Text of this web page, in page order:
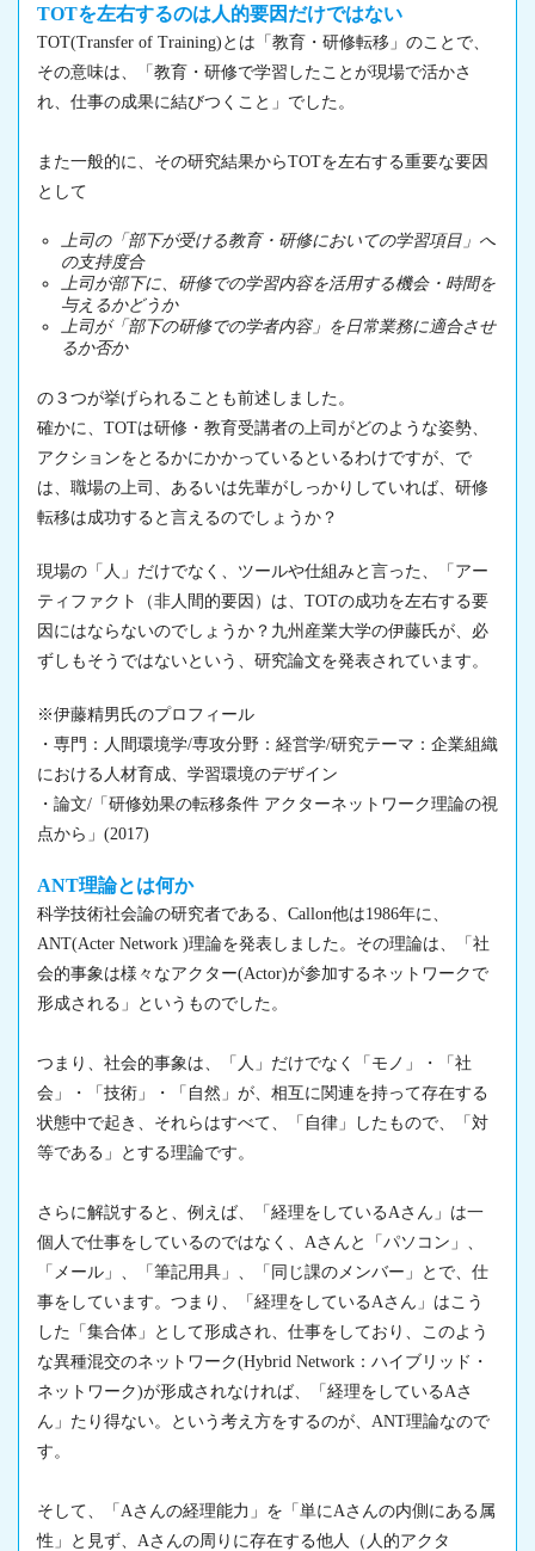
TOTを左右するのは人的要因だけではない
TOT(Transfer of Training)とは「教育・研修転移」のことで、
その意味は、「教育・研修で学習したことが現場で活かさ
れ、仕事の成果に結びつくこと」でした。
また一般的に、その研究結果からTOTを左右する重要な要因
として
上司の「部下が受ける教育・研修においての学習項目」へ
の支持度合
上司が部下に、研修での学習内容を活用する機会・時間を
与えるかどうか
上司が「部下の研修での学者内容」を日常業務に適合させ
るか否か
の３つが挙げられることも前述しました。
確かに、TOTは研修・教育受講者の上司がどのような姿勢、
アクションをとるかにかかっているといるわけですが、で
は、職場の上司、あるいは先輩がしっかりしていれば、研修
転移は成功すると言えるのでしょうか？
現場の「人」だけでなく、ツールや仕組みと言った、「アー
ティファクト（非人間的要因）は、TOTの成功を左右する要
因にはならないのでしょうか？九州産業大学の伊藤氏が、必
ずしもそうではないという、研究論文を発表されています。
※伊藤精男氏のプロフィール
・専門：人間環境学/専攻分野：経営学/研究テーマ：企業組織
における人材育成、学習環境のデザイン
・論文/「研修効果の転移条件 アクターネットワーク理論の視
点から」(2017)
ANT理論とは何か
科学技術社会論の研究者である、Callon他は1986年に、
ANT(Acter Network )理論を発表しました。その理論は、「社
会的事象は様々なアクター(Actor)が参加するネットワークで
形成される」というものでした。
つまり、社会的事象は、「人」だけでなく「モノ」・「社
会」・「技術」・「自然」が、相互に関連を持って存在する
状態中で起き、それらはすべて、「自律」したもので、「対
等である」とする理論です。
さらに解説すると、例えば、「経理をしているAさん」は一
個人で仕事をしているのではなく、Aさんと「パソコン」、
「メール」、「筆記用具」、「同じ課のメンバー」とで、仕
事をしています。つまり、「経理をしているAさん」はこう
した「集合体」として形成され、仕事をしており、このよう
な異種混交のネットワーク(Hybrid Network：ハイブリッド・
ネットワーク)が形成されなければ、「経理をしているAさ
ん」たり得ない。という考え方をするのが、ANT理論なので
す。
そして、「Aさんの経理能力」を「単にAさんの内側にある属
性」と見ず、Aさんの周りに存在する他人（人的アクタ